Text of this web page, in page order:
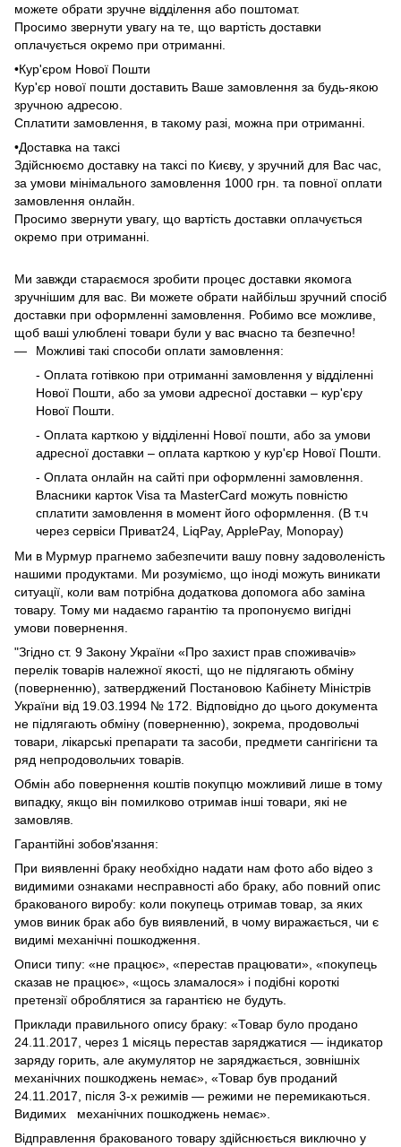
можете обрати зручне відділення або поштомат.
Просимо звернути увагу на те, що вартість доставки
оплачується окремо при отриманні.
•Кур'єром Нової Пошти
Кур'єр нової пошти доставить Ваше замовлення за будь-якою
зручною адресою.
Сплатити замовлення, в такому разі, можна при отриманні.
•Доставка на таксі
Здійснюємо доставку на таксі по Києву, у зручний для Вас час,
за умови мінімального замовлення 1000 грн. та повної оплати
замовлення онлайн.
Просимо звернути увагу, що вартість доставки оплачується
окремо при отриманні.
Ми завжди стараємося зробити процес доставки якомога
зручнішим для вас. Ви можете обрати найбільш зручний спосіб
доставки при оформленні замовлення. Робимо все можливе,
щоб ваші улюблені товари були у вас вчасно та безпечно!
Можливі такі способи оплати замовлення:
- Оплата готівкою при отриманні замовлення у відділенні
Нової Пошти, або за умови адресної доставки – кур'єру
Нової Пошти.
- Оплата карткою у відділенні Нової пошти, або за умови
адресної доставки – оплата карткою у кур'єр Нової Пошти.
- Оплата онлайн на сайті при оформленні замовлення.
Власники карток Visa та MasterCard можуть повністю
сплатити замовлення в момент його оформлення. (В т.ч
через сервіси Приват24, LiqPay, ApplePay, Monopay)
Ми в Мурмур прагнемо забезпечити вашу повну задоволеність
нашими продуктами. Ми розуміємо, що іноді можуть виникати
ситуації, коли вам потрібна додаткова допомога або заміна
товару. Тому ми надаємо гарантію та пропонуємо вигідні
умови повернення.
"Згідно ст. 9 Закону України «Про захист прав споживачів»
перелік товарів належної якості, що не підлягають обміну
(поверненню), затверджений Постановою Кабінету Міністрів
України від 19.03.1994 № 172. Відповідно до цього документа
не підлягають обміну (поверненню), зокрема, продовольчі
товари, лікарські препарати та засоби, предмети сангігієни та
ряд непродовольчих товарів.
Обмін або повернення коштів покупцю можливий лише в тому
випадку, якщо він помилково отримав інші товари, які не
замовляв.
Гарантійні зобов'язання:
При виявленні браку необхідно надати нам фото або відео з
видимими ознаками несправності або браку, або повний опис
бракованого виробу: коли покупець отримав товар, за яких
умов виник брак або був виявлений, в чому виражається, чи є
видимі механічні пошкодження.
Описи типу: «не працює», «перестав працювати», «покупець
сказав не працює», «щось зламалося» і подібні короткі
претензії оброблятися за гарантією не будуть.
Приклади правильного опису браку: «Товар було продано
24.11.2017, через 1 місяць перестав заряджатися — індикатор
заряду горить, але акумулятор не заряджається, зовнішніх
механічних пошкоджень немає», «Товар був проданий
24.11.2017, після 3-х режимів — режими не перемикаються.
Видимих механічних пошкоджень немає».
Відправлення бракованого товару здійснюється виключно у